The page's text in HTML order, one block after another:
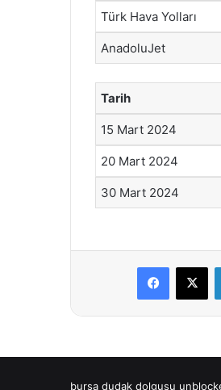
Türk Hava Yolları
AnadoluJet
Tarih
15 Mart 2024
20 Mart 2024
30 Mart 2024
Facebook
X
bursa dudak dolgusu